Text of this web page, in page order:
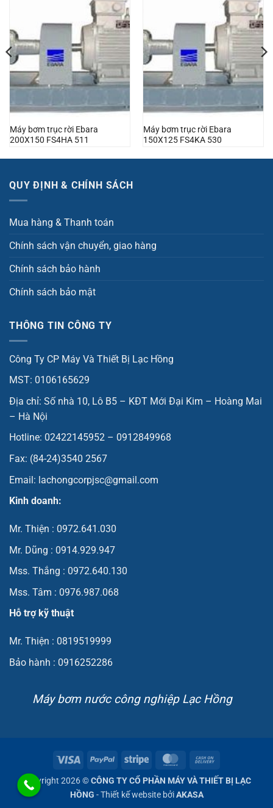
Máy bơm trục rời Ebara
200X150 FS4HA 511
Máy bơm trục rời Ebara
150X125 FS4KA 530
QUY ĐỊNH & CHÍNH SÁCH
Mua hàng & Thanh toán
Chính sách vận chuyển, giao hàng
Chính sách bảo hành
Chính sách bảo mật
THÔNG TIN CÔNG TY
Công Ty CP Máy Và Thiết Bị Lạc Hồng
MST: 0106165629
Địa chỉ: Số nhà 10, Lô B5 – KĐT Mới Đại Kim – Hoàng Mai
– Hà Nội
Hotline: 02422145952 – 0912849968
Fax: (84-24)3540 2567
Email: lachongcorpjsc@gmail.com
Kinh doanh:
Mr. Thiện : 0972.641.030
Mr. Dũng : 0914.929.947
Mss. Thắng : 0972.640.130
Mss. Tâm : 0976.987.068
Hỗ trợ kỹ thuật
Mr. Thiện : 0819519999
Bảo hành : 0916252286
Máy bơm nước công nghiệp Lạc Hồng
Visa PayPal Stripe MasterCard
On
Delivery
Copyright 2026 ©CÔNG TY CỔ PHẦN MÁY VÀ THIẾT BỊ LẠC
HỒNG - Thiết kế website bởiAKASA